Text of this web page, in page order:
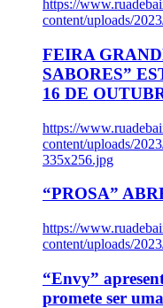
https://
content/uploads/
FEIRA
SABORES”
16 DE
https://
content/uploads/
335x256.jpg
“PROSA”
https://
content/uploads/
“Envy”
promete ser